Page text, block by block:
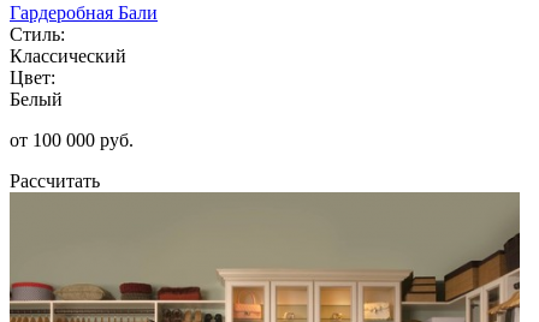
Гардеробная Бали
Стиль:
Классический
Цвет:
Белый
от 100 000 руб.
Рассчитать